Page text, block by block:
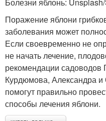
Поражение яблони
заболевания может
Если своевременно не
не начать лечение,
рекомендации
Курдюмова, Александра
помогут правильно
способы лечения яблони.